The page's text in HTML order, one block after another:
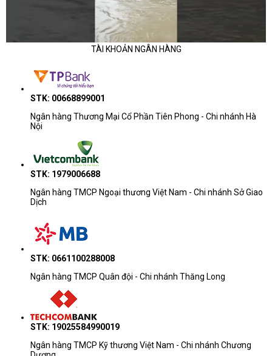
Nếu HP 14 phù hợp với nhu cầu cơ bản, thì OmniBook 5 phù hợp
ngày mượt hơn và có cảm giác đầu tư lâu dài hơn.
Dòng này phù hợp với người dùng văn phòng, người học tập
sử dụng hàng ngày nhưng không muốn dừng ở mức entry-level.
TÀI KHOẢN NGÂN HÀNG
STK: 00668899001
Ngân hàng Thương Mại Cổ Phần Tiên Phong - Chi nhánh Hà
Nội
STK: 1979006688
Ngân hàng TMCP Ngoại thương Việt Nam - Chi nhánh Sở Giao
Dịch
STK: 0661100288008
Ngân hàng TMCP Quân đội - Chi nhánh Thăng Long
STK: 19025584990019
Ngân hàng TMCP Kỹ thương Việt Nam - Chi nhánh Chương